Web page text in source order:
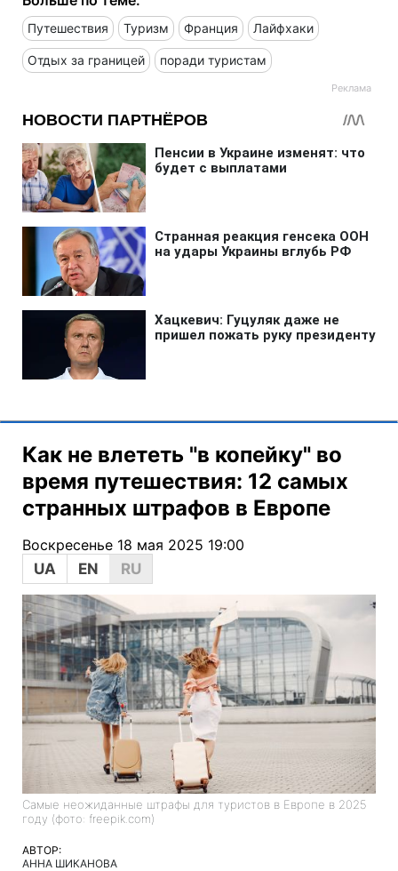
Путешествия Туризм Франция Лайфхаки
Отдых за границей поради туристам
Как не влететь "в копейку" во
время путешествия: 12 самых
странных штрафов в Европе
Воскресенье 18 мая 2025 19:00
UA
EN RU
Самые неожиданные штрафы для туристов в Европе в 2025
году (фото: freepik.com)
АВТОР:
АННА ШИКАНОВА